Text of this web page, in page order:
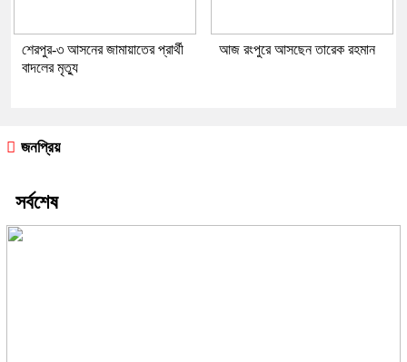
শেরপুর-৩ আসনের জামায়াতের প্রার্থী
বাদলের মৃত্যু
আজ রংপুরে আসছেন তারেক রহমান
জনপ্রিয়
সর্বশেষ